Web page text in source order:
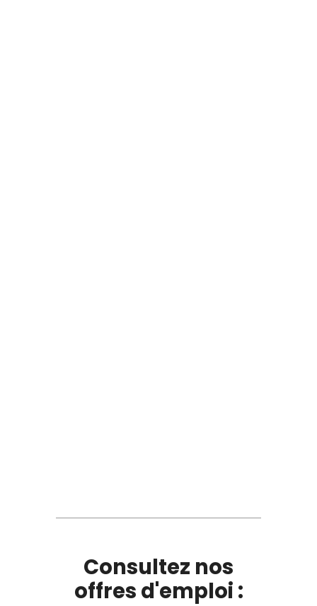
Consultez nos
offres d'emploi :